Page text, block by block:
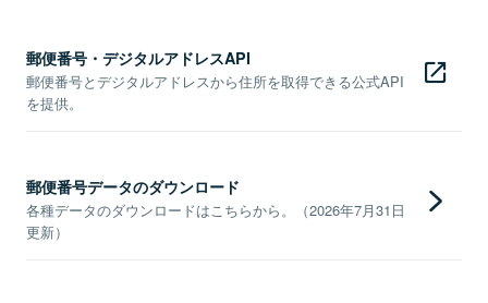
郵便番号・デジタルアドレスAPI
郵便番号とデジタルアドレスから住所を取得できる公式API
を提供。
郵便番号データのダウンロード
各種データのダウンロードはこちらから。（2026年7月31日
更新）